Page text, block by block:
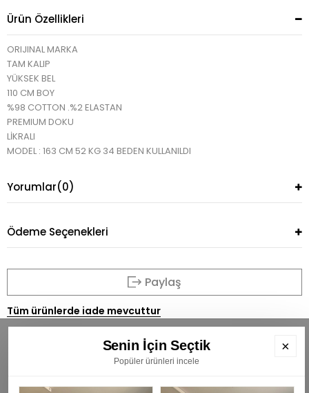
Ürün Özellikleri
ORIJINAL MARKA
TAM KALIP
YÜKSEK BEL
110 CM BOY
%98 COTTON .%2 ELASTAN
PREMIUM DOKU
LİKRALI
MODEL : 163 CM 52 KG 34 BEDEN KULLANILDI
Yorumlar(0)
Ödeme Seçenekleri
Paylaş
Tüm ürünlerde iade mevcuttur
Senin İçin Seçtik
Popüler ürünleri incele
×